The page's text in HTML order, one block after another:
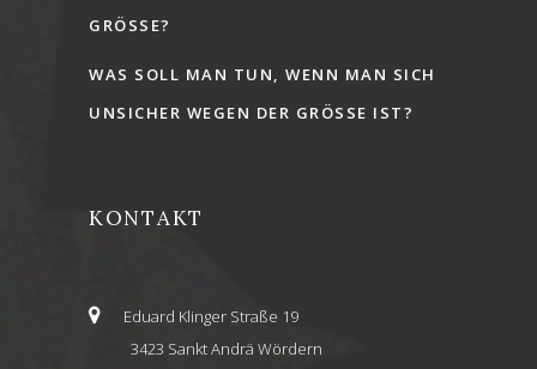
GRÖSSE?
WAS SOLL MAN TUN, WENN MAN SICH
UNSICHER WEGEN DER GRÖSSE IST?
KONTAKT
Eduard Klinger Straße 19
3423 Sankt Andrä Wördern